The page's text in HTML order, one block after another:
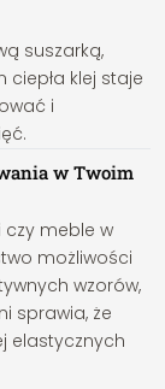
suszarką,
ciepła klej staje
i
w Twoim
czy meble w
możliwości
wzorów,
sprawia, że
elastycznych